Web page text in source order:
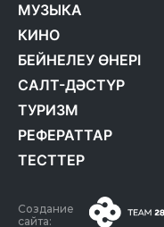
МУЗЫКА
КИНО
БЕЙНЕЛЕУ ӨНЕРІ
САЛТ-ДӘСТҮР
ТУРИЗМ
РЕФЕРАТТАР
ТЕСТТЕР
Создание
сайта: